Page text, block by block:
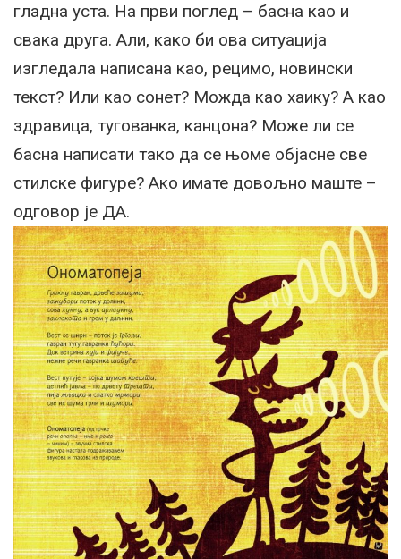
гладна уста. На први поглед – басна као и
свака друга. Али, како би ова ситуација
изгледала написана као, рецимо, новински
текст? Или као сонет? Можда као хаику? А као
здравица, тугованка, канцона? Може ли се
басна написати тако да се њоме објасне све
стилске фигуре? Ако имате довољно маште –
одговор је ДА.